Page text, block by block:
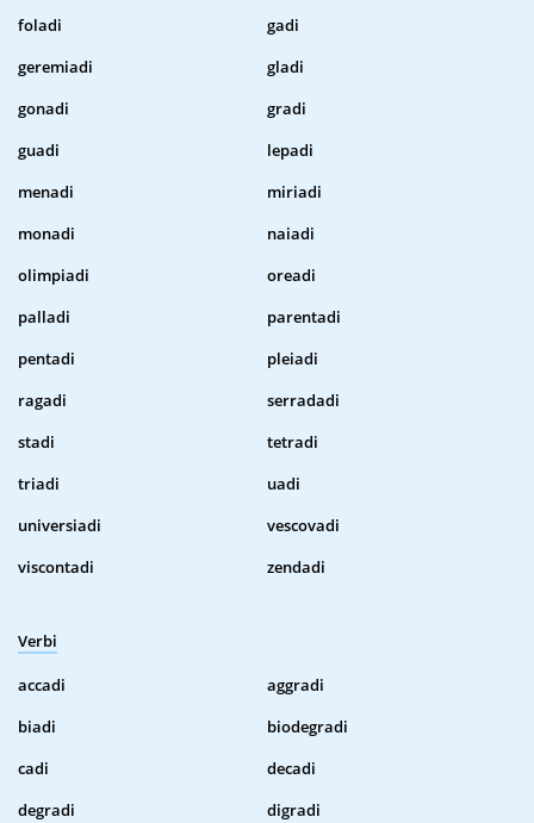
foladi
gadi
geremiadi
gladi
gonadi
gradi
guadi
lepadi
menadi
miriadi
monadi
naiadi
olimpiadi
oreadi
palladi
parentadi
pentadi
pleiadi
ragadi
serradadi
stadi
tetradi
triadi
uadi
universiadi
vescovadi
viscontadi
zendadi
Verbi
accadi
aggradi
biadi
biodegradi
cadi
decadi
degradi
digradi